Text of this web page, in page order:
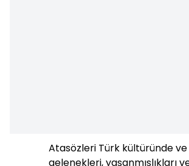
Atasözleri Türk kültüründe
gelenekleri, yaşanmışlıkları